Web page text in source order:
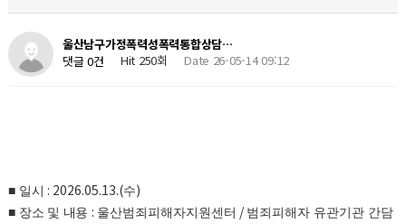
울산남구가정폭력성폭력통합상담…
댓글 0건
Hit 250회 Date 26-05-14 09:12
■ 일시 : 2026.05.13.(수)
■ 장소 및 내용 : 울산범죄피해자지원센터 / 범죄피해자 유관기관 간담